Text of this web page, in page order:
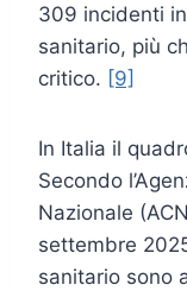
309 incidenti
sanitario, più
critico. [9]
In Italia il
Secondo
Nazionale
settembre
sanitario sono